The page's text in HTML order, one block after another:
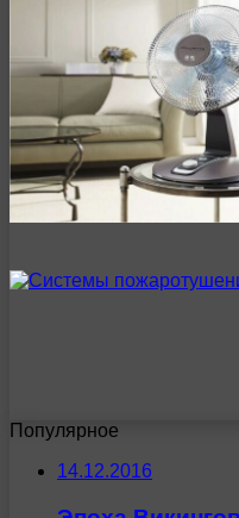
Популярное
14.12.2016